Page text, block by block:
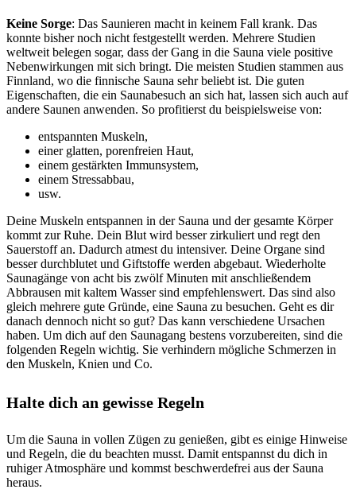
Keine Sorge: Das Saunieren macht in keinem Fall krank. Das
konnte bisher noch nicht festgestellt werden. Mehrere Studien
weltweit belegen sogar, dass der Gang in die Sauna viele positive
Nebenwirkungen mit sich bringt. Die meisten Studien stammen aus
Finnland, wo die finnische Sauna sehr beliebt ist. Die guten
Eigenschaften, die ein Saunabesuch an sich hat, lassen sich auch auf
andere Saunen anwenden. So profitierst du beispielsweise von:
entspannten Muskeln,
einer glatten, porenfreien Haut,
einem gestärkten Immunsystem,
einem Stressabbau,
usw.
Deine Muskeln entspannen in der Sauna und der gesamte Körper
kommt zur Ruhe. Dein Blut wird besser zirkuliert und regt den
Sauerstoff an. Dadurch atmest du intensiver. Deine Organe sind
besser durchblutet und Giftstoffe werden abgebaut. Wiederholte
Saunagänge von acht bis zwölf Minuten mit anschließendem
Abbrausen mit kaltem Wasser sind empfehlenswert. Das sind also
gleich mehrere gute Gründe, eine Sauna zu besuchen. Geht es dir
danach dennoch nicht so gut? Das kann verschiedene Ursachen
haben. Um dich auf den Saunagang bestens vorzubereiten, sind die
folgenden Regeln wichtig. Sie verhindern mögliche Schmerzen in
den Muskeln, Knien und Co.
Halte dich an gewisse Regeln
Um die Sauna in vollen Zügen zu genießen, gibt es einige Hinweise
und Regeln, die du beachten musst. Damit entspannst du dich in
ruhiger Atmosphäre und kommst beschwerdefrei aus der Sauna
heraus.